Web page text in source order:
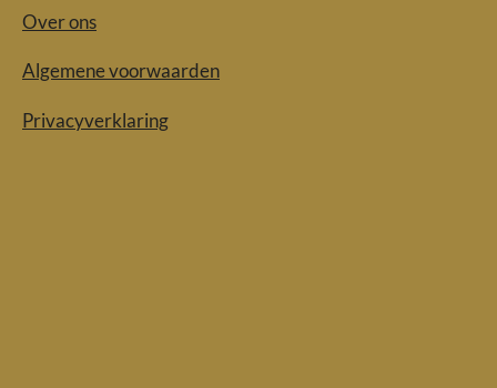
Over ons
Algemene voorwaarden
Privacyverklaring